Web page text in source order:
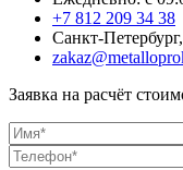
+7 812 209 34 38
Санкт-
Заявка на расчёт